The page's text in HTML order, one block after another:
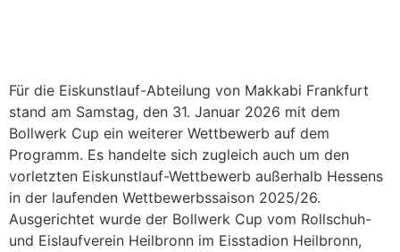
Für die Eiskunstlauf-Abteilung von Makkabi Frankfurt
stand am Samstag, den 31. Januar 2026 mit dem
Bollwerk Cup ein weiterer Wettbewerb auf dem
Programm. Es handelte sich zugleich auch um den
vorletzten Eiskunstlauf-Wettbewerb außerhalb Hessens
in der laufenden Wettbewerbssaison 2025/26.
Ausgerichtet wurde der Bollwerk Cup vom Rollschuh-
und Eislaufverein Heilbronn im Eisstadion Heilbronn,